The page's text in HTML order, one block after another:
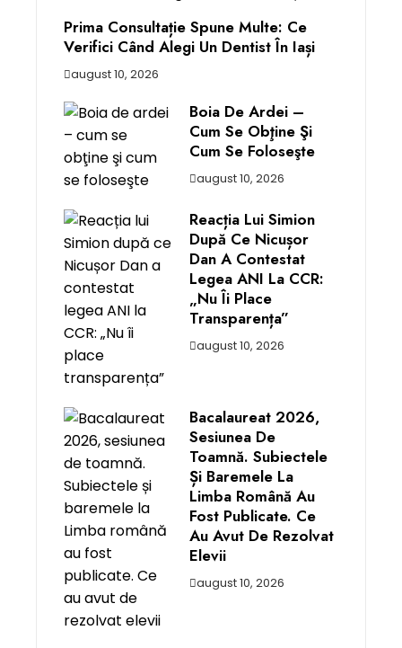
Prima Consultație Spune Multe: Ce
Verifici Când Alegi Un Dentist În Iași
august 10, 2026
Boia De Ardei –
Cum Se Obţine Şi
Cum Se Foloseşte
august 10, 2026
Reacția Lui Simion
După Ce Nicușor
Dan A Contestat
Legea ANI La CCR:
„Nu Îi Place
Transparența”
august 10, 2026
Bacalaureat 2026,
Sesiunea De
Toamnă. Subiectele
Și Baremele La
Limba Română Au
Fost Publicate. Ce
Au Avut De Rezolvat
Elevii
august 10, 2026